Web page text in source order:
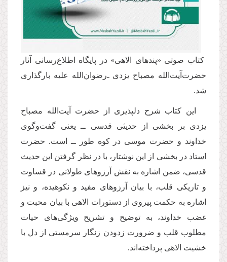
کتاب صوتی «پندهای الاهی» در پایگاه اطلاع‌رسانی آثار
حضرت‌آیت‌الله مصباح یزدی ـ‌رضوان‌الله علیه‌ بارگذاری
شد.
این كتاب شرح دلپذیری از حضرت آیت‌الله مصباح
یزدی بر بخشی از حدیثی قدسی ــ یعنی گفت‌وگوی
خداوند و حضرت موسی در كوه طور ــ است. حضرت
استاد در بخشی از این نوشتار، با در نظر گرفتن این حدیث
قدسی، ضمن اشاره به نقش آرزوهای طولانی در قساوت
و تاریكی قلب، با بیان آرزوهای مفید و نكوهیده، و نیز
اشاره به حكمت پیروی از دستورات الاهی با بیان محبت و
غضب خداوند، به توضیح و تشریح ویژگی‌های حیات
مطلوب قلب و ضرورت زدودن زنگار سرمستی از دل با
خشیت الاهی پرداخته‌اند.